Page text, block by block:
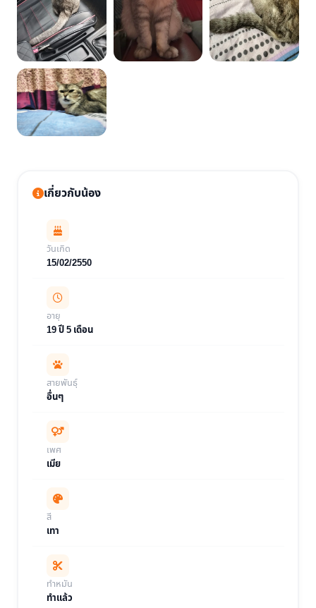
เกี่ยวกับน้อง
วันเกิด
15/02/2550
อายุ
19 ปี 5 เดือน
สายพันธุ์
อื่นๆ
เพศ
เมีย
สี
เทา
ทำหมัน
ทำแล้ว